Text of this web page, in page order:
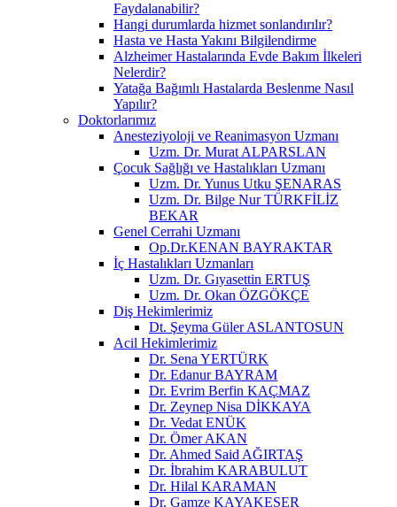
Faydalanabilir?
Hangi durumlarda hizmet sonlandırılır?
Hasta ve Hasta Yakını Bilgilendirme
Alzheimer Hastalarında Evde Bakım İlkeleri
Nelerdir?
Yatağa Bağımlı Hastalarda Beslenme Nasıl
Yapılır?
Doktorlarımız
Anesteziyoloji ve Reanimasyon Uzmanı
Uzm. Dr. Murat ALPARSLAN
Çocuk Sağlığı ve Hastalıkları Uzmanı
Uzm. Dr. Yunus Utku ŞENARAS
Uzm. Dr. Bilge Nur TÜRKFİLİZ
BEKAR
Genel Cerrahi Uzmanı
Op.Dr.KENAN BAYRAKTAR
İç Hastalıkları Uzmanları
Uzm. Dr. Gıyasettin ERTUŞ
Uzm. Dr. Okan ÖZGÖKÇE
Diş Hekimlerimiz
Dt. Şeyma Güler ASLANTOSUN
Acil Hekimlerimiz
Dr. Sena YERTÜRK
Dr. Edanur BAYRAM
Dr. Evrim Berfin KAÇMAZ
Dr. Zeynep Nisa DİKKAYA
Dr. Vedat ENÜK
Dr. Ömer AKAN
Dr. Ahmed Said AĞIRTAŞ
Dr. İbrahim KARABULUT
Dr. Hilal KARAMAN
Dr. Gamze KAYAKESER